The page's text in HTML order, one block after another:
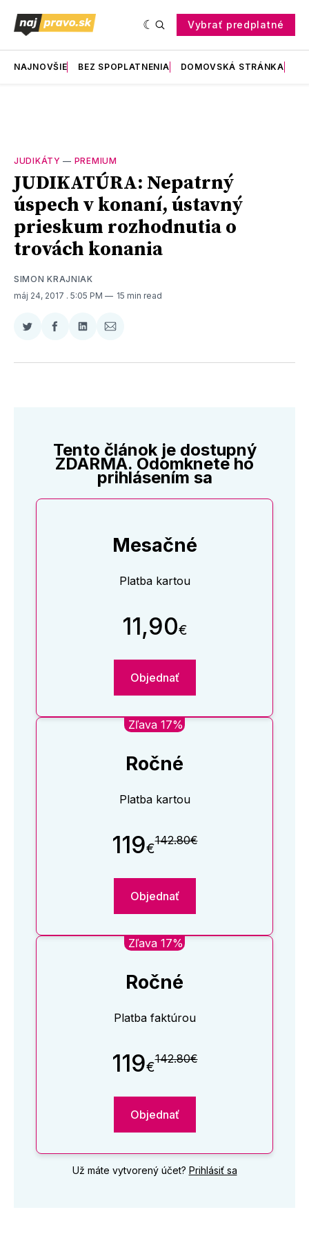
Vybrať predplatné
NAJNOVŠIE BEZ SPOPLATNENIA DOMOVSKÁ STRÁNKA
JUDIKÁTY — PREMIUM
JUDIKATÚRA: Nepatrný
úspech v konaní, ústavný
prieskum rozhodnutia o
trovách konania
SIMON KRAJNIAK
máj 24, 2017 . 5:05 PM 15 min read
Zdieľať
Twitter
Zdieľať
Facebooku
Zdieľať
LinkedIne
Zdieľať
E-
Tento článok je dostupný
ZDARMA. Odomknete ho
prihlásením sa
Mesačné
Platba kartou
11,90€
Objednať
Zľava 17%
Ročné
Platba kartou
119€142.80€
Objednať
Zľava 17%
Ročné
Platba faktúrou
119€142.80€
Objednať
Už máte vytvorený účet? Prihlásiť sa